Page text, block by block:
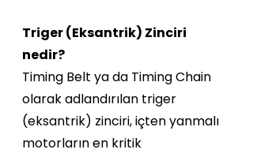
Triger (Eksantrik) Zinciri
nedir?
Timing Belt ya da Timing Chain
olarak adlandırılan triger
(eksantrik) zinciri, içten yanmalı
motorların en kritik